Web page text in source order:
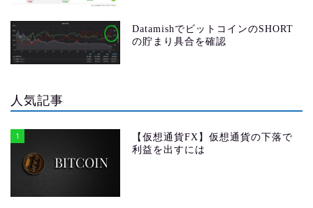
DatamishでビットコインのSHORT
の貯まり具合を確認
人気記事
1
【仮想通貨FX】仮想通貨の下落で
利益を出すには